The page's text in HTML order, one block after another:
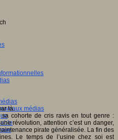
médias
là.
sa cohorte de cris ravis en tout genre :
révolution, attention c’est un danger,
pirate généralisée. La fin des
Le temps de l’usine chez soi est